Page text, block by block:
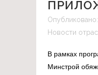
Опубликовано:
Новости
В рамках
Минстрой